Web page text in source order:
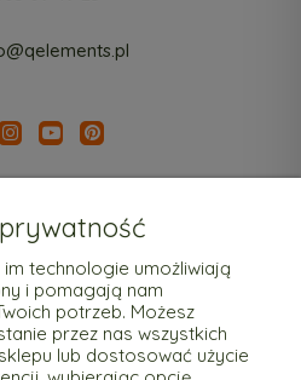
Pomoc
konto
technologie umożliwiają
i pomagają nam
potrzeb. Możesz
przez nas wszystkich
lub dostosować użycie